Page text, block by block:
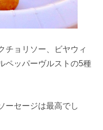
チョリソー、ビヤウィ
ペッパーヴルストの5種
セージは最高でし